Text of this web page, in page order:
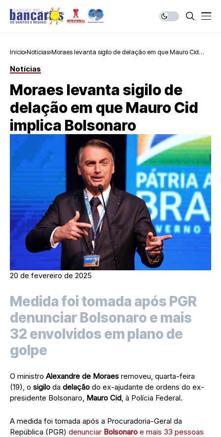
Início Notícias Moraes levanta sigilo de delação em que Mauro Cid
Notícias
Moraes levanta sigilo de
delação em que Mauro Cid
implica Bolsonaro
20 de fevereiro de 2025
Medida foi tomada após PGR
denunciar Bolsonaro e mais
32 envolvidos em plano de
golpe
O ministro Alexandre de Moraes removeu, quarta-feira
(19), o sigilo da delação do ex-ajudante de ordens do ex-
presidente Bolsonaro, Mauro Cid , à Polícia Federal.
A medida foi tomada após a Procuradoria-Geral da
República (PGR) denunciar Bolsonaro e mais 33 pessoas